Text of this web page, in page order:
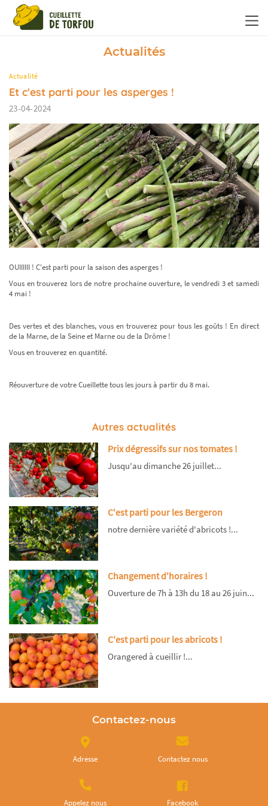
Actualités
Actualité
Et c'est parti pour les asperges !
23-04-2024
OUIIIIII ! C'est parti pour la saison des asperges !
Vous en trouverez lors de notre prochaine ouverture, le vendredi 3 et samedi
4 mai !
Des vertes et des blanches, vous en trouverez pour tous les goûts ! En direct
de la Marne, de la Seine et Marne ou de la Drôme !
Vous en trouverez en quantité.
Réouverture de votre Cueillette tous les jours à partir du 8 mai.
Autres actualités
Prix dégressifs sur nos tomates !
Jusqu'au dimanche 26 juillet...
C'est parti pour les Bergeron
notre dernière variété d'abricots !...
Changement d'horaires !
Ouverture de 7h à 13h du 18 au 26 juin...
C'est parti pour les abricots !
Orangered à cueillir !...
Contactez-nous
Adresse Contactez nous
Appelez nous Facebook
Panneau de gestion des cookies